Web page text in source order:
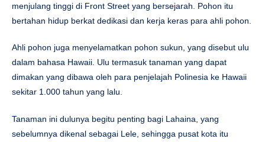
menjulang tinggi di Front Street yang bersejarah. Pohon itu
bertahan hidup berkat dedikasi dan kerja keras para ahli pohon.
Ahli pohon juga menyelamatkan pohon sukun, yang disebut ulu
dalam bahasa Hawaii. Ulu termasuk tanaman yang dapat
dimakan yang dibawa oleh para penjelajah Polinesia ke Hawaii
sekitar 1.000 tahun yang lalu.
Tanaman ini dulunya begitu penting bagi Lahaina, yang
sebelumnya dikenal sebagai Lele, sehingga pusat kota itu